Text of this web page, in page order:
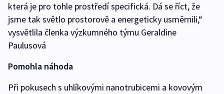
která je pro tohle prostředí specifická. Dá se říct, že
jsme tak světlo prostorově a energeticky usměrnili,“
vysvětlila členka výzkumného týmu Geraldine
Paulusová
Pomohla náhoda
Při pokusech s uhlíkovými nanotrubicemi a kovovým